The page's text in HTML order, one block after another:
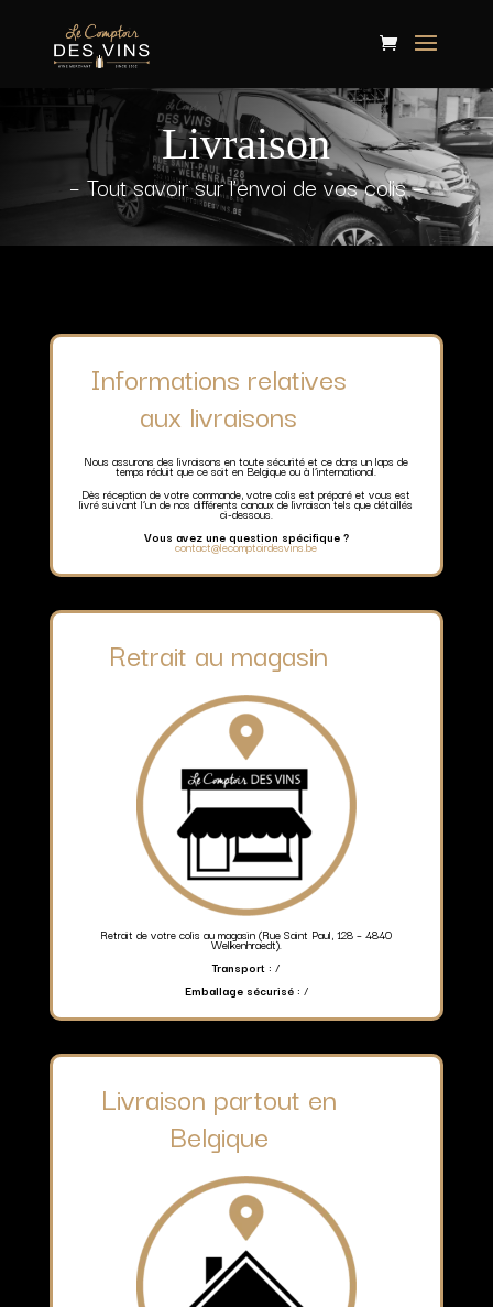
Livraison
– Tout savoir sur l’envoi de vos colis –
Informations relatives
aux livraisons
Nous assurons des livraisons en toute sécurité et ce dans un laps de
temps réduit que ce soit en Belgique ou à l’international.
Dès réception de votre commande, votre colis est préparé et vous est
livré suivant l’un de nos différents canaux de livraison tels que détaillés
ci-dessous.
Vous avez une question spécifique ?
contact@lecomptoirdesvins.be
Retrait au magasin
Retrait de votre colis au magasin (Rue Saint Paul, 128 – 4840
Welkenhraedt).
Transport :/
Emballage sécurisé : /
Livraison partout en
Belgique